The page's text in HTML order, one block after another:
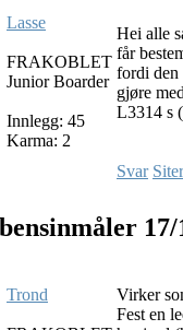
Lasse
FRAKOBLET
Junior Boarder
Innlegg: 45
Karma: 2
Hei alle
får
fordi den
gjøre
L3314 s
Svar Siter
Trond
Virker
Fest en